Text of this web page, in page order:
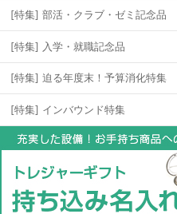
[特集] 部活・クラブ・ゼミ記念品
[特集] 入学・就職記念品
[特集] 迫る年度末！予算消化特集
[特集] インバウンド特集